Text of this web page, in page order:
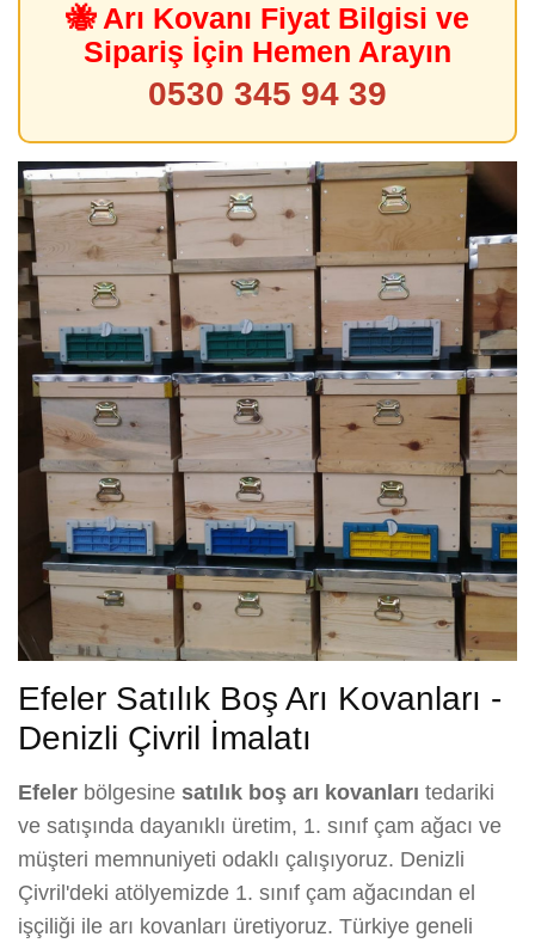
🐝 Arı Kovanı Fiyat Bilgisi ve
Sipariş İçin Hemen Arayın
0530 345 94 39
Efeler Satılık Boş Arı Kovanları -
Denizli Çivril İmalatı
Efeler bölgesine satılık boş arı kovanları tedariki
ve satışında dayanıklı üretim, 1. sınıf çam ağacı ve
müşteri memnuniyeti odaklı çalışıyoruz. Denizli
Çivril'deki atölyemizde 1. sınıf çam ağacından el
işçiliği ile arı kovanları üretiyoruz. Türkiye geneli